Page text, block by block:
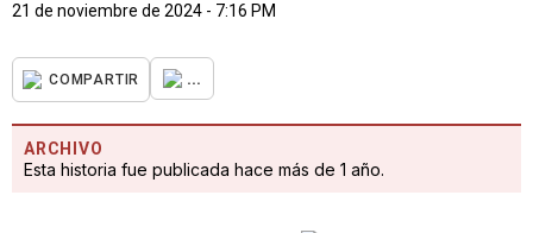
21 de noviembre de 2024 - 7:16 PM
COMPARTIR ...
ARCHIVO
Esta historia fue publicada hace más de 1 año.